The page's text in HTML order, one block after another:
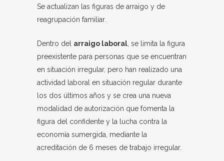
Se actualizan las figuras de arraigo y de
reagrupación familiar.
Dentro del arraigo laboral , se limita la figura
preexistente para personas que se encuentran
en situación irregular, pero han realizado una
actividad laboral en situación regular durante
los dos últimos años y se crea una nueva
modalidad de autorización que fomenta la
figura del confidente y la lucha contra la
economía sumergida, mediante la
acreditación de 6 meses de trabajo irregular.